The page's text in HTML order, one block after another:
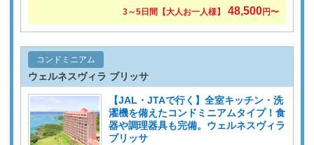
3～5日間【大人お一人様】 48,500円〜
コンドミニアム
ウェルネスヴィラ ブリッサ
【JAL・JTAで行く】全室キッチン・洗
濯機を備えたコンドミニアムタイプ！食
器や調理器具も完備。ウェルネスヴィラ
ブリッサ